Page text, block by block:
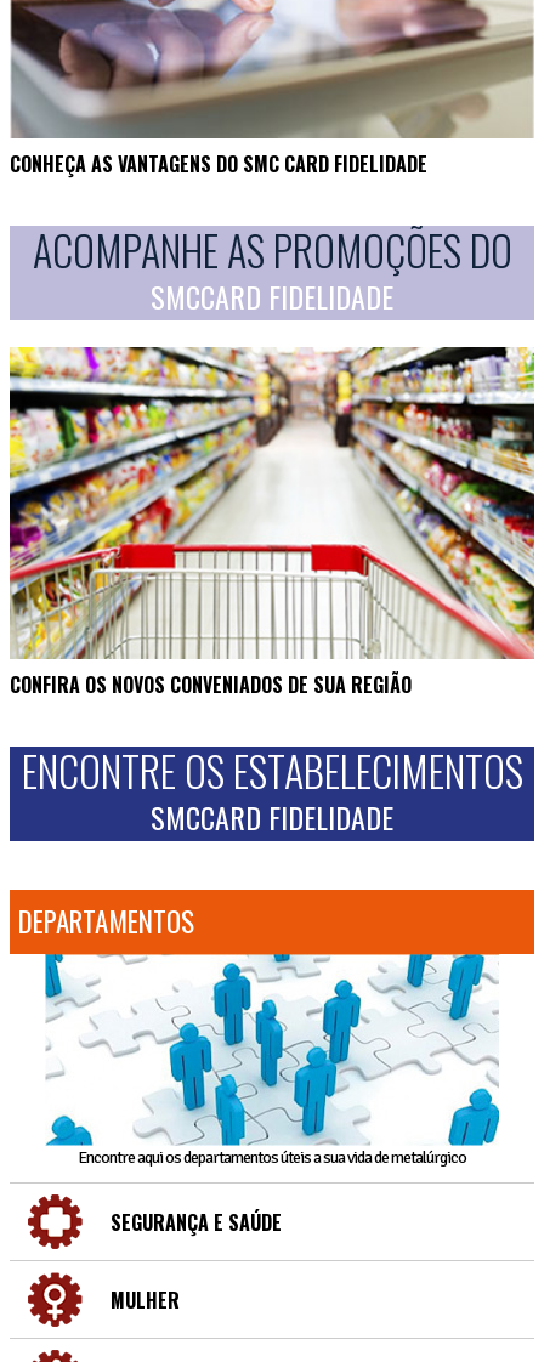
CONHEÇA AS VANTAGENS DO SMC CARD FIDELIDADE
ACOMPANHE AS PROMOÇÕES DO
SMCCARD FIDELIDADE
CONFIRA OS NOVOS CONVENIADOS DE SUA REGIÃO
ENCONTRE OS ESTABELECIMENTOS
SMCCARD FIDELIDADE
DEPARTAMENTOS
Encontre aqui os departamentos úteis a sua vida de metalúrgico
SEGURANÇA E SAÚDE
MULHER